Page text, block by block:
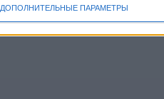
ДОПОЛНИТЕЛЬНЫЕ ПАРАМЕТРЫ